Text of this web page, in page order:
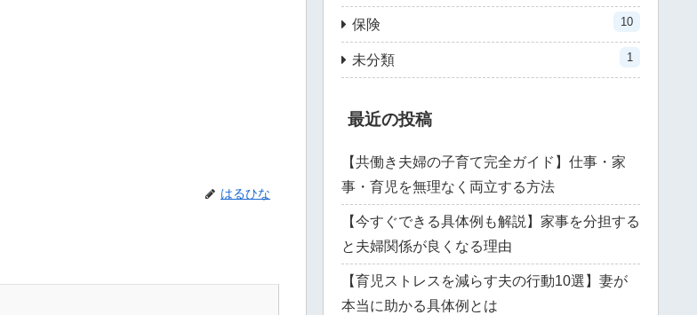
はるひな
保険 10
未分類 1
最近の投稿
【共働き夫婦の子育て完全ガイド】仕事・家
事・育児を無理なく両立する方法
【今すぐできる具体例も解説】家事を分担する
と夫婦関係が良くなる理由
【育児ストレスを減らす夫の行動10選】妻が
本当に助かる具体例とは